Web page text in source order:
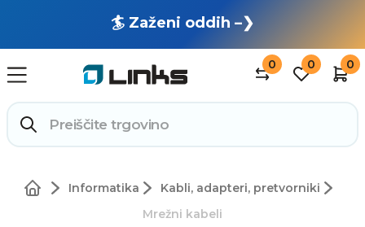
🏄 Zaženi oddih –❯
0 0 0
Informatika
Kabli, adapteri, pretvorniki
Mrežni kabeli